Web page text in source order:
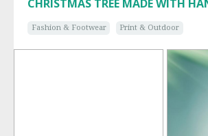
CHRISTMAS TREE MADE WITH
Fashion & Footwear Print & Outdoor